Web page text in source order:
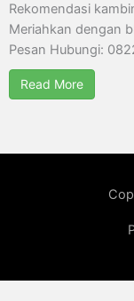
Rekomendasi
Meriahkan dengan
Pesan Hubungi:
Read More